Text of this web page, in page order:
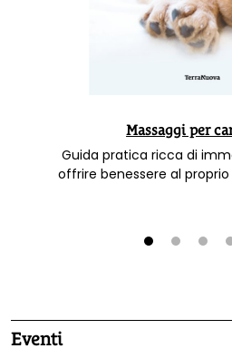
Massaggi per
Guida pratica ricca di
offrire
Eventi